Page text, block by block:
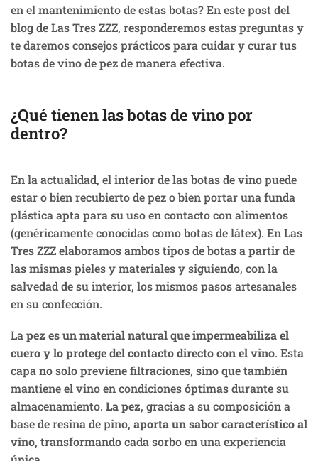
en el mantenimiento de estas botas? En este post del
blog de Las Tres ZZZ, responderemos estas preguntas y
te daremos consejos prácticos para cuidar y curar tus
botas de vino de pez de manera efectiva.
¿Qué tienen las botas de vino por
dentro?
En la actualidad, el interior de las botas de vino puede
estar o bien recubierto de pez o bien portar una funda
plástica apta para su uso en contacto con alimentos
(genéricamente conocidas como botas de látex). En Las
Tres ZZZ elaboramos ambos tipos de botas a partir de
las mismas pieles y materiales y siguiendo, con la
salvedad de su interior, los mismos pasos artesanales
en su confección.
La pez es un material natural que impermeabiliza el
cuero y lo protege del contacto directo con el vino. Esta
capa no solo previene filtraciones, sino que también
mantiene el vino en condiciones óptimas durante su
almacenamiento. La pez, gracias a su composición a
base de resina de pino, aporta un sabor característico al
vino, transformando cada sorbo en una experiencia